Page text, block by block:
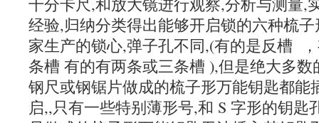
经验,归纳分类得出能够开启锁的六种梳
家生产的锁心,弹子孔不同,(有的是反槽
条槽 有的有两条或三条槽 ),但是绝大多数
钢尺或钢锯片做成的梳子形万能钥匙都能
启,,只有一些特别薄形号,和 S 字形的钥匙